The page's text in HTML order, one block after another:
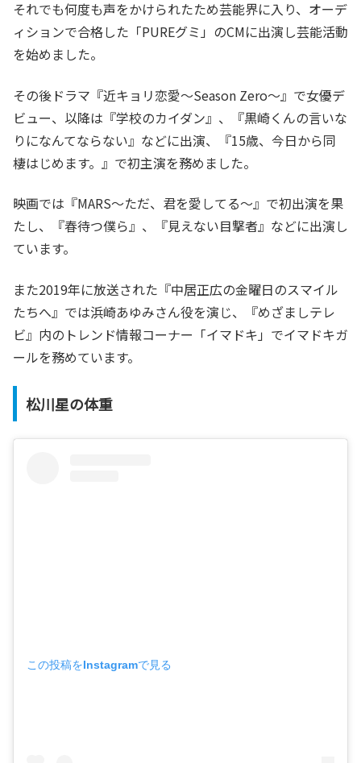
それでも何度も声をかけられたため芸能界に入り、オーデ
ィションで合格した「PUREグミ」のCMに出演し芸能活動
を始めました。
その後ドラマ『近キョリ恋愛〜Season Zero〜』で女優デ
ビュー、以降は『学校のカイダン』、『黒崎くんの言いな
りになんてならない』などに出演、『15歳、今日から同
棲はじめます。』で初主演を務めました。
映画では『MARS〜ただ、君を愛してる〜』で初出演を果
たし、『春待つ僕ら』、『見えない目撃者』などに出演し
ています。
また2019年に放送された『中居正広の金曜日のスマイル
たちへ』では浜崎あゆみさん役を演じ、『めざましテレ
ビ』内のトレンド情報コーナー「イマドキ」でイマドキガ
ールを務めています。
松川星の体重
この投稿をInstagramで見る